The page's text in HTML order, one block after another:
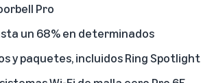
Pro
un 68% en determinados
y paquetes, incluidosRing Spotlight